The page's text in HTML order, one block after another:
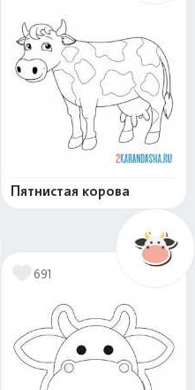
Пятнистая корова
691